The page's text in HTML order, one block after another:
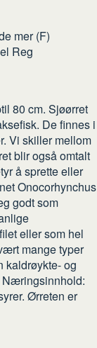
mer (F)
Reg
80 cm. Sjøørret
De finnes i
Vi skiller mellom
blir også omtalt
å sprette eller
Onocorhynchus
godt som
eller som hel
mange typer
kaldrøykte- og
Næringsinnhold:
Ørreten er